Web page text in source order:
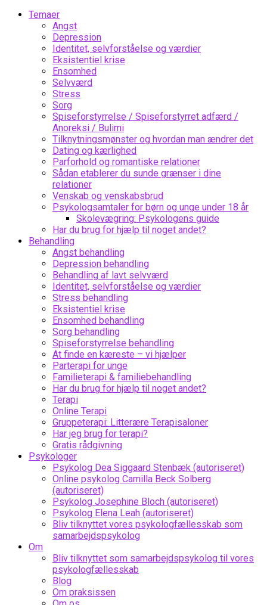
Temaer
Angst
Depression
Identitet, selvforståelse og værdier
Eksistentiel krise
Ensomhed
Selvværd
Stress
Sorg
Spiseforstyrrelse / Spiseforstyrret adfærd /
Anoreksi / Bulimi
Tilknytningsmønster og hvordan man ændrer det
Dating og kærlighed
Parforhold og romantiske relationer
Sådan etablerer du sunde grænser i dine
relationer
Venskab og venskabsbrud
Psykologsamtaler for børn og unge under 18 år
Skolevægring: Psykologens guide
Har du brug for hjælp til noget andet?
Behandling
Angst behandling
Depression behandling
Behandling af lavt selvværd
Identitet, selvforståelse og værdier
Stress behandling
Eksistentiel krise
Ensomhed behandling
Sorg behandling
Spiseforstyrrelse behandling
At finde en kæreste – vi hjælper
Parterapi for unge
Familieterapi & familiebehandling
Har du brug for hjælp til noget andet?
Terapi
Online Terapi
Gruppeterapi: Litterære Terapisaloner
Har jeg brug for terapi?
Gratis rådgivning
Psykologer
Psykolog Dea Siggaard Stenbæk (autoriseret)
Online psykolog Camilla Beck Solberg
(autoriseret)
Psykolog Josephine Bloch (autoriseret)
Psykolog Elena Leah (autoriseret)
Bliv tilknyttet vores psykologfællesskab som
samarbejdspsykolog
Om
Bliv tilknyttet som samarbejdspsykolog til vores
psykologfællesskab
Blog
Om praksissen